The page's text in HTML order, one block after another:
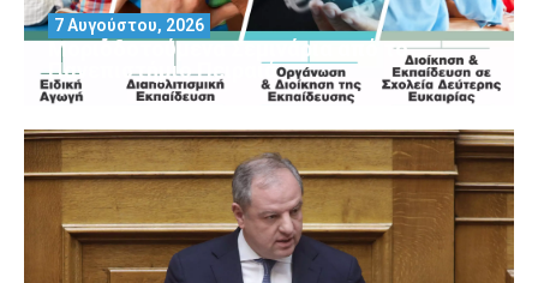
Μοριοδοτούμενα Σεμινάρια από το
Πανεπιστήμιο Πειραιά
7 Αυγούστου, 2026